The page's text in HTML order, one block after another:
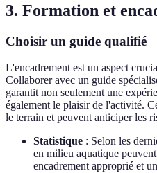
3. Formation et
Choisir un guide qualifié
L'encadrement est un aspect
Collaborer avec un guide
garantit non seulement une
également le plaisir de l'activité.
le terrain et peuvent anticiper les
Statistique : Selon les
en milieu aquatique
encadrement approprié et